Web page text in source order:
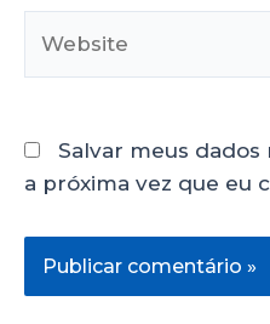
Salvar meus
a próxima vez que eu